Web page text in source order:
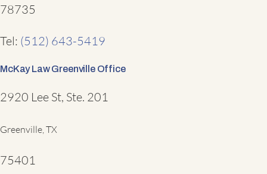
78735
Tel: (512) 643-5419
McKay Law Greenville Office
2920 Lee St, Ste. 201
Greenville, TX
75401